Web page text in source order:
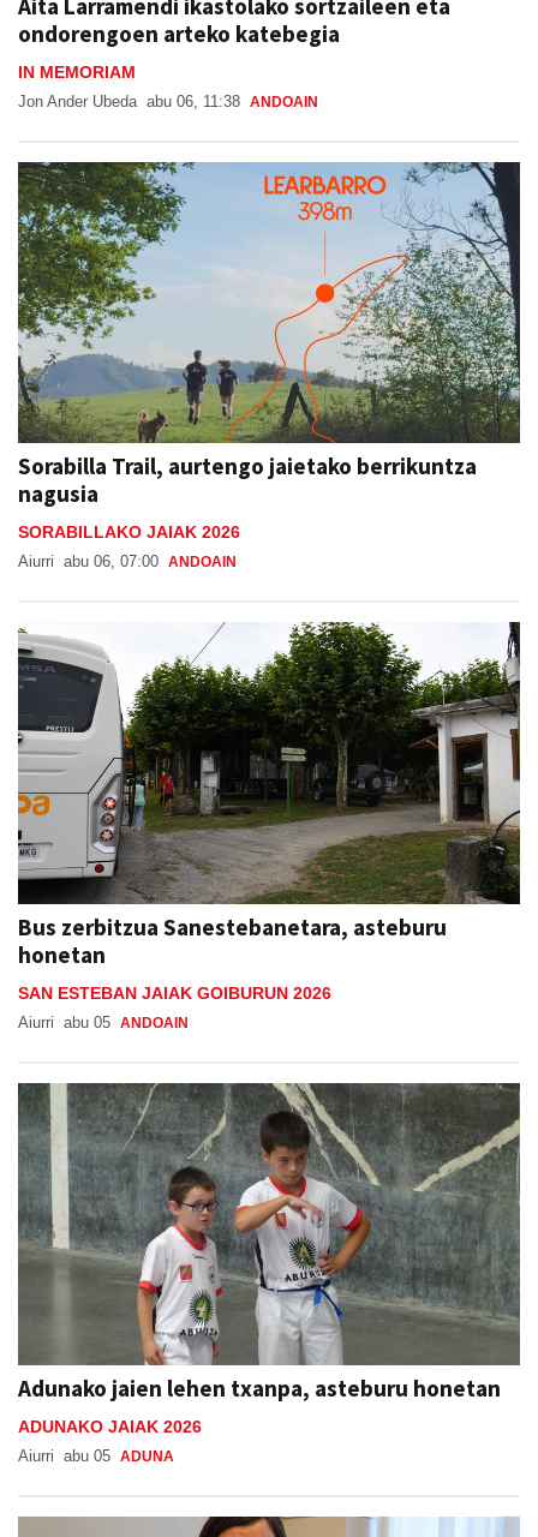
ondorengoen arteko katebegia
IN MEMORIAM
Jon Ander Ubeda abu 06, 11:38 ANDOAIN
Sorabilla Trail, aurtengo jaietako berrikuntza
nagusia
SORABILLAKO JAIAK 2026
Aiurri abu 06, 07:00 ANDOAIN
Bus zerbitzua Sanestebanetara, asteburu
honetan
SAN ESTEBAN JAIAK GOIBURUN 2026
Aiurri abu 05 ANDOAIN
Adunako jaien lehen txanpa, asteburu honetan
ADUNAKO JAIAK 2026
Aiurri abu 05 ADUNA